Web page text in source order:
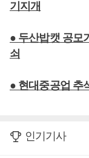
기지개
● 두산밥캣 공모
쇠
● 현대중공업 추
인기기사